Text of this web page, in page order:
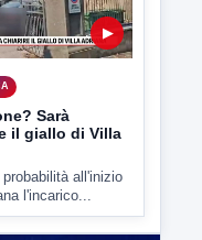
Sarà
il giallo di Villa
l'incarico...